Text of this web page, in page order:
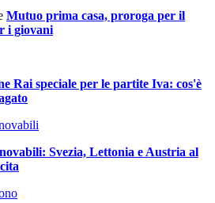
Mutuo prima casa, proroga per il
i giovani
Rai speciale per le partite Iva: cos'è
Svezia, Lettonia e Austria al